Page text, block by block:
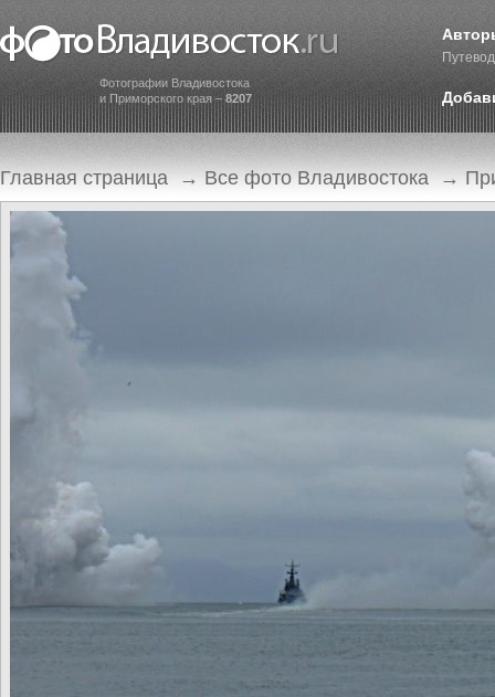
Фотографии Владивостока
и Приморского края – 8207
Главная страница → Все фото Владивостока →